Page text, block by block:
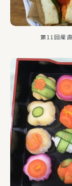
第11回産